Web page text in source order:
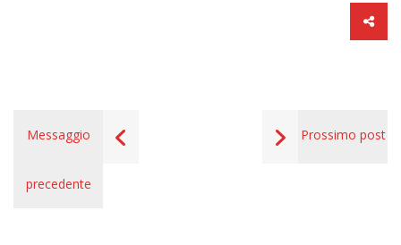
Messaggio
precedente
Prossimo post